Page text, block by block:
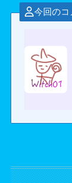
今回のコ